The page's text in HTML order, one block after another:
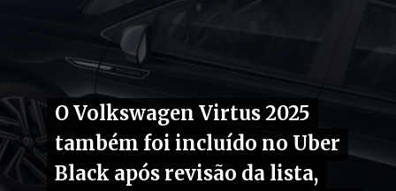
O Volkswagen Virtus 2025
também foi incluído no Uber
Black após revisão da lista,
O Volkswagen Virtus 2025
também foi incluído no Uber
Black após revisão da lista,